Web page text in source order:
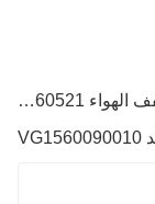
سابق : ساينو تراك HOWO أجزاء Wabco مجفف الهواء Wg9000360521